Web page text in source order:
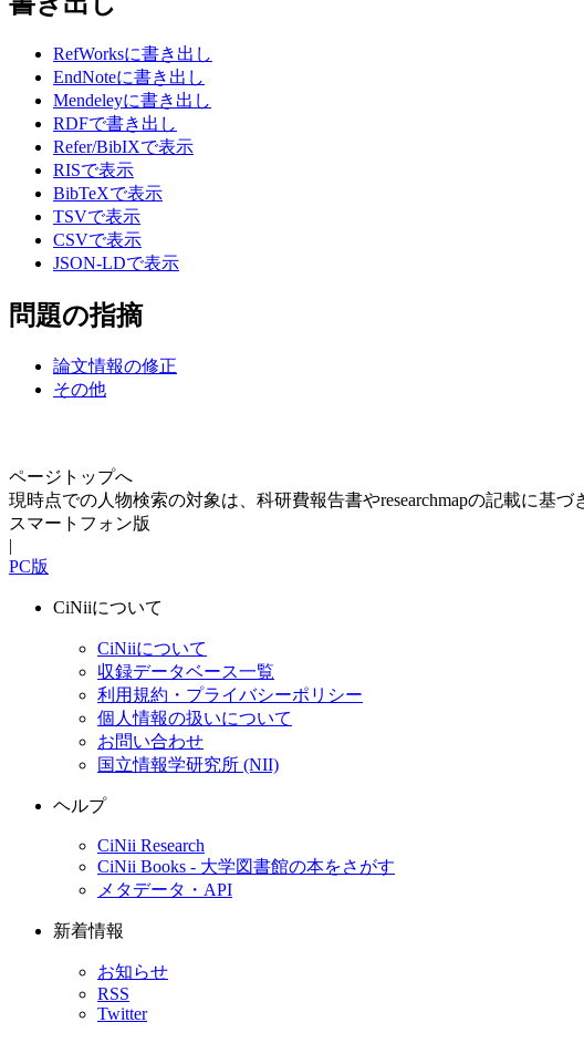
RefWorksに書き出し
EndNoteに書き出し
Mendeleyに書き出し
RDFで書き出し
Refer/BibIXで表示
RISで表示
BibTeXで表示
TSVで表示
CSVで表示
JSON-LDで表示
問題の指摘
論文情報の修正
その他
ページトップへ
現時点での人物検索の対象は、科研費報告書やresearchmapの記載に基
スマートフォン版
|
PC版
CiNiiについて
CiNiiについて
収録データベース一覧
利用規約・プライバシーポリシー
個人情報の扱いについて
お問い合わせ
国立情報学研究所 (NII)
ヘルプ
CiNii Research
CiNii Books - 大学図書館の本をさがす
メタデータ・API
新着情報
お知らせ
RSS
Twitter